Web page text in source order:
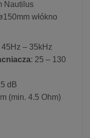
Nautilus
włókno
45Hz – 35kHz
: 25 – 130
dB
(min. 4.5 Ohm)